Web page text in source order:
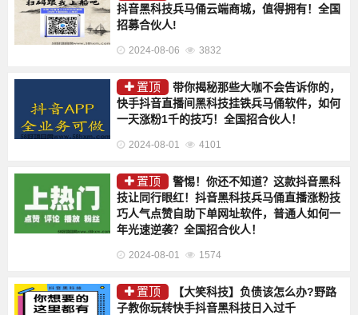
抖音黑科技兵马俑云端商城，值得拥有！全国
招募合伙人!
2024-08-06 3832
置顶
带你揭秘那些大咖不会告诉你的，
快手抖音直播间黑科技挂铁兵马俑软件，如何
一天涨粉1千的技巧！全国招合伙人！
2024-08-01 4101
置顶
警惕！你还不知道？这款抖音黑科
技让同行眼红！抖音黑科技兵马俑直播涨粉技
巧人气点赞自助下单网址软件，普通人如何一
年光速逆袭？全国招合伙人！
2024-08-01 1574
置顶
【大笑科技】负债该怎么办?野路
子教你玩转快手抖音黑科技日入过千